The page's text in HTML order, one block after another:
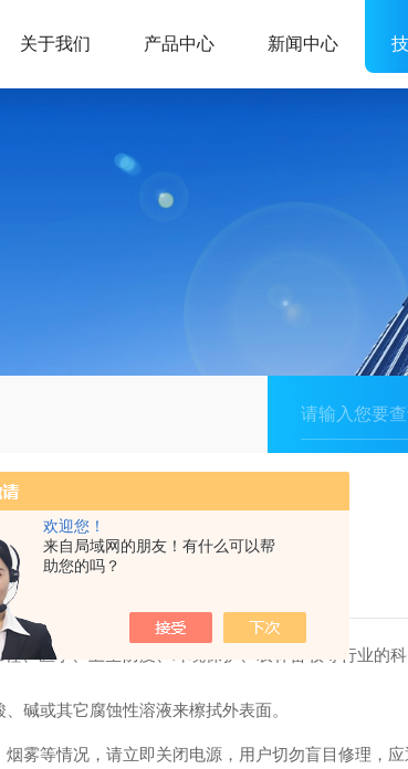
欢迎您！
来自局域网的朋友！有什么可以帮
助您的吗？
关于我们 产品中心 新闻中心
、医学、卫生防疫、环境保护、农林畜牧等行业的
碱或其它腐蚀性溶液来檫拭外表面。
雾等情况，请立即关闭电源，用户切勿盲目修理，